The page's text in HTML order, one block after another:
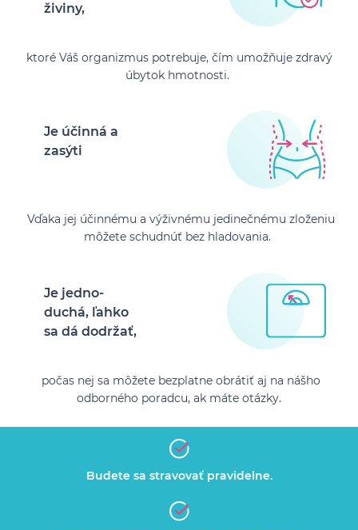
živiny,
ktoré Váš organizmus potrebuje, čím umožňuje zdravý
úbytok hmotnosti.
Je účinná a
zasýti
Vďaka jej účinnému a výživnému jedinečnému zloženiu
môžete schudnúť bez hladovania.
Je jedno-
duchá, ľahko
sa dá dodržať,
počas nej sa môžete bezplatne obrátiť aj na nášho
odborného poradcu, ak máte otázky.
Budete sa stravovať pravidelne.